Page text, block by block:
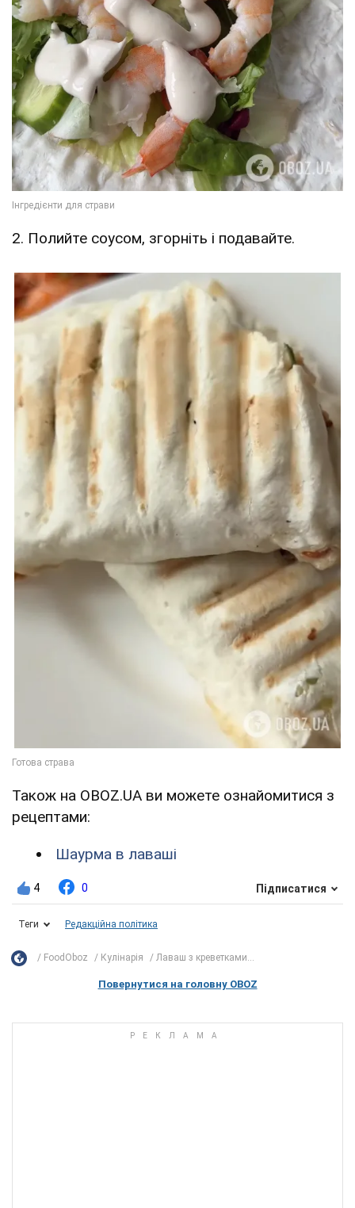
2. Полийте соусом, згорніть і подавайте.
Також на OBOZ.UA ви можете ознайомитися з
рецептами:
Шаурма в лаваші
4 0 Підписатися
Теги Редакційна політика
FoodOboz Кулінарія Лаваш з креветками...
Повернутися на головну OBOZ